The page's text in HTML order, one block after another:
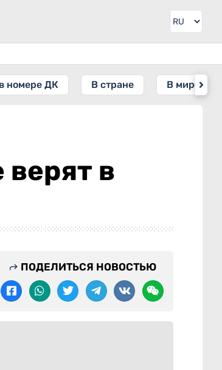
номере ДК В стране В мире
в
ПОДЕЛИТЬСЯ НОВОСТЬЮ